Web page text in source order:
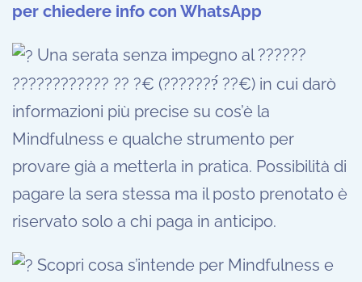
per chiedere info con WhatsApp
Una serata senza impegno al ??????
???????????? ?? ?€ (???????́ ??€) in cui darò
informazioni più precise su cos’è la
Mindfulness e qualche strumento per
provare già a metterla in pratica. Possibilità di
pagare la sera stessa ma il posto prenotato è
riservato solo a chi paga in anticipo.
Scopri cosa s’intende per Mindfulness e